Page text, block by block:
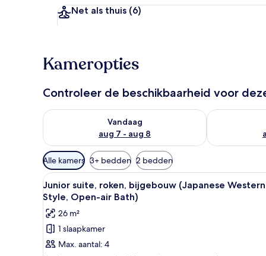
Net als thuis (6)
Kameropties
Controleer de beschikbaarheid voor
Vandaag
aug 7 - aug 8
De beschikbaarheid controleren voor vanavond aug
De
Beschikbare
filters
voor
kamers
Alle kamers 3+ bedden 2 bedden
Alle
foto's
voor
Junior
suite,
roken,
Een moderne slaapkamer
1
Junior suite, roken, bijgebouw (Japanese Western
Style, Open-air Bath)
26 m²
1 slaapkamer
Max. aantal: 4